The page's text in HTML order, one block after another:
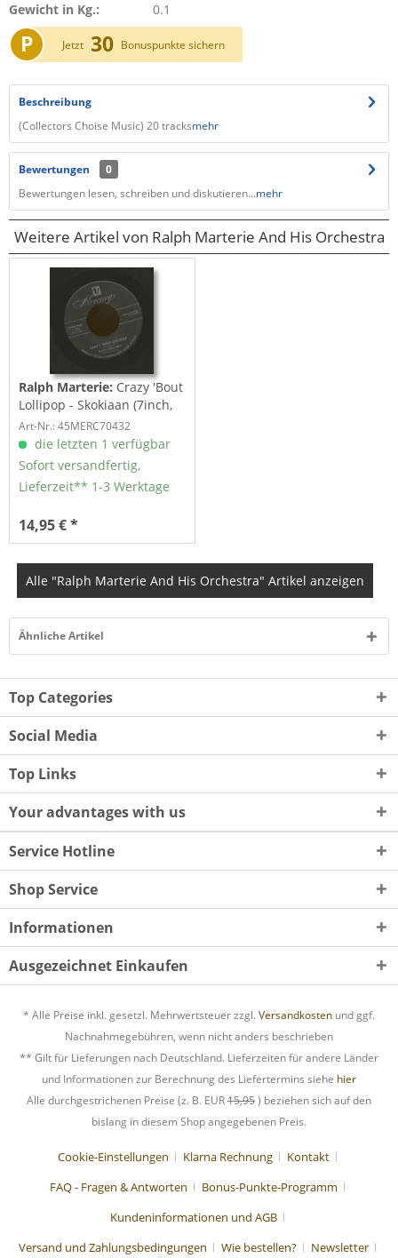
Gewicht in Kg.:
0.1
P Jetzt 30 Bonuspunkte sichern
Beschreibung
(Collectors Choise Music) 20 tracksmehr
Bewertungen
0
Bewertungen lesen, schreiben und diskutieren...mehr
Weitere Artikel von Ralph Marterie And His Orchestra
Ralph Marterie: Crazy 'Bout
Lollipop - Skokiaan (7inch,
45rpm)
Art-Nr.: 45MERC70432
die letzten 1 verfügbar
Sofort versandfertig,
Lieferzeit** 1-3 Werktage
14,95 € *
Alle "Ralph Marterie And His Orchestra" Artikel anzeigen
Ähnliche Artikel
Top Categories
Social Media
Top Links
Your advantages with us
Service Hotline
Shop Service
Informationen
Ausgezeichnet Einkaufen
* Alle Preise inkl. gesetzl. Mehrwertsteuer zzgl. Versandkosten und ggf.
Nachnahmegebühren, wenn nicht anders beschrieben
** Gilt für Lieferungen nach Deutschland. Lieferzeiten für andere Länder
und Informationen zur Berechnung des Liefertermins siehe hier
Alle durchgestrichenen Preise (z. B. EUR15,95) beziehen sich auf den
bislang in diesem Shop angegebenen Preis.
Cookie-Einstellungen Klarna Rechnung
Kontakt
FAQ - Fragen & Antworten
Bonus-Punkte-Programm
Kundeninformationen und AGB
Versand und Zahlungsbedingungen
Wie bestellen? Newsletter